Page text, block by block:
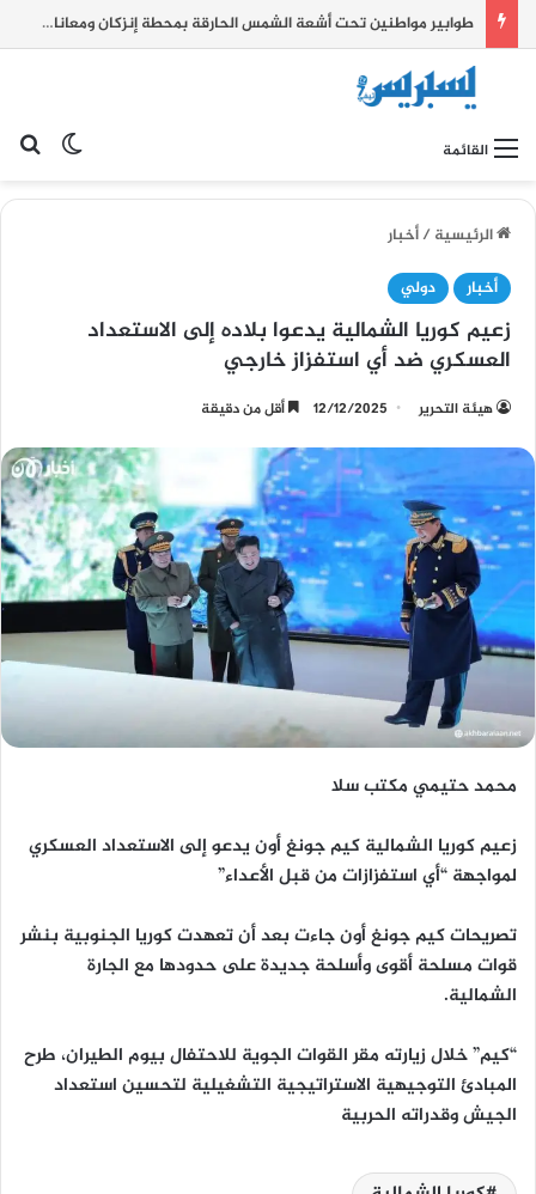
طوابير مواطنين تحت أشعة الشمس الحارقة بمحطة إنزكان ومعاناة يومية تطرح علامات استفهام حول جودة المرافق العمومية
القائمة
الرئيسية/أخبار
أخبار
دولي
زعيم كوريا الشمالية يدعوا بلاده إلى الاستعداد
العسكري ضد أي استفزاز خارجي
هيئة التحرير 12/12/2025 أقل من دقيقة
محمد حتيمي مكتب سلا
زعيم كوريا الشمالية كيم جونغ أون يدعو إلى الاستعداد العسكري
لمواجهة “أي استفزازات من قبل الأعداء”
تصريحات كيم جونغ أون جاءت بعد أن تعهدت كوريا الجنوبية بنشر
قوات مسلحة أقوى وأسلحة جديدة على حدودها مع الجارة
الشمالية.
“كيم” خلال زيارته مقر القوات الجوية للاحتفال بيوم الطيران، طرح
المبادئ التوجيهية الاستراتيجية التشغيلية لتحسين استعداد
الجيش وقدراته الحربية